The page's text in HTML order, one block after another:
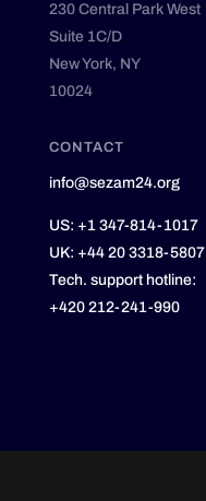
230 Central Park West
Suite 1C/D
New York, NY
10024
CONTACT
info@sezam24.org
US: +1 347-814-1017
UK: +44 20 3318-5807
Tech. support hotline:
+420 212-241-990